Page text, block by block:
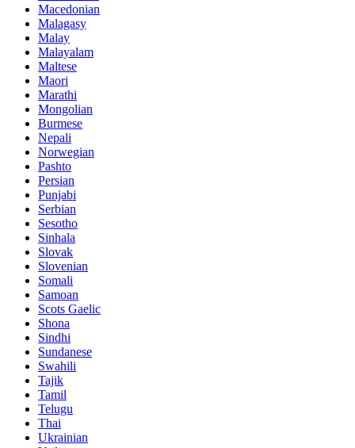
Macedonian
Malagasy
Malay
Malayalam
Maltese
Maori
Marathi
Mongolian
Burmese
Nepali
Norwegian
Pashto
Persian
Punjabi
Serbian
Sesotho
Sinhala
Slovak
Slovenian
Somali
Samoan
Scots Gaelic
Shona
Sindhi
Sundanese
Swahili
Tajik
Tamil
Telugu
Thai
Ukrainian